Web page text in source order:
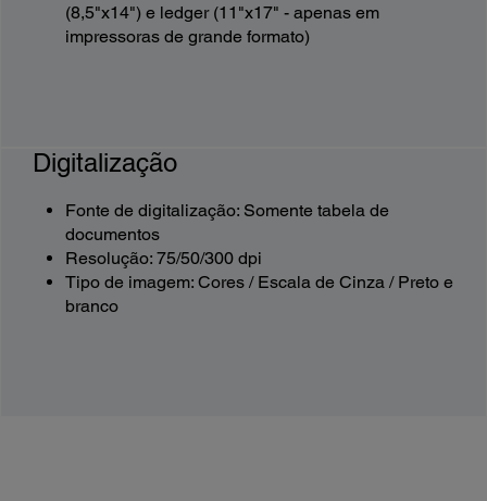
(8,5"x14") e ledger (11"x17" - apenas em
impressoras de grande formato)
Digitalização
Fonte de digitalização: Somente tabela de
documentos
Resolução: 75/50/300 dpi
Tipo de imagem: Cores / Escala de Cinza / Preto e
branco